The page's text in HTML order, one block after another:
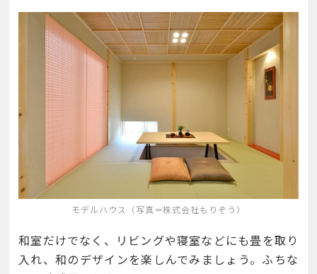
モデルハウス（写真＝株式会社もりぞう）
和室だけでなく、リビングや寝室などにも畳を取り
入れ、和のデザインを楽しんでみましょう。ふちな